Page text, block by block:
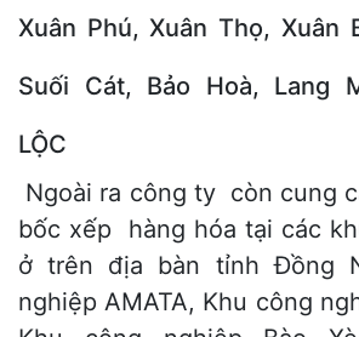
Xuân Phú, Xuân Thọ, Xuân
Suối Cát, Bảo Hoà, Lang
LỘC
Ngoài ra công ty còn cung
bốc xếp hàng hóa tại các
ở trên địa bàn tỉnh Đồng
nghiệp AMATA, Khu công